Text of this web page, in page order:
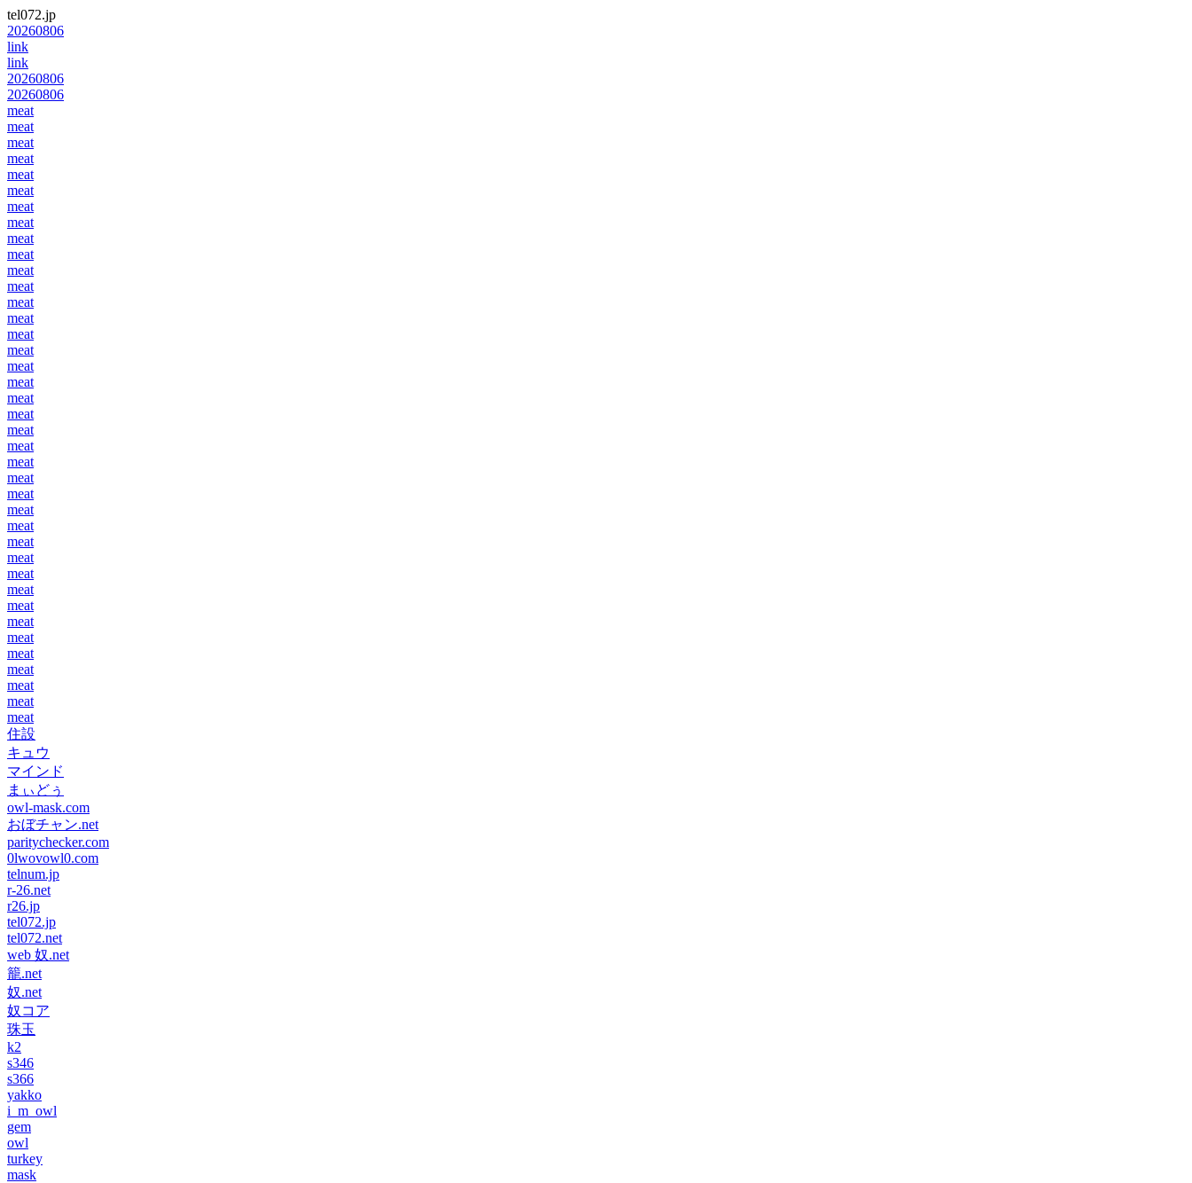
tel072.jp
20260806
link
link
20260806
20260806
meat
meat
meat
meat
meat
meat
meat
meat
meat
meat
meat
meat
meat
meat
meat
meat
meat
meat
meat
meat
meat
meat
meat
meat
meat
meat
meat
meat
meat
meat
meat
meat
meat
meat
meat
meat
meat
meat
meat
住設
キュウ
マインド
まぃどぅ
owl-mask.com
おぼチャン.net
paritychecker.com
0lwovowl0.com
telnum.jp
r-26.net
r26.jp
tel072.jp
tel072.net
web 奴.net
籠.net
奴.net
奴コア
珠玉
k2
s346
s366
yakko
i_m_owl
gem
owl
turkey
mask